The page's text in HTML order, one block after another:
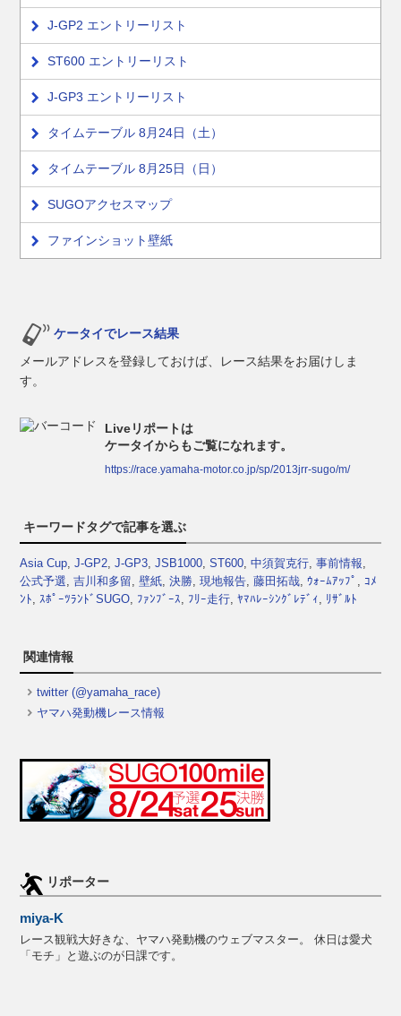
J-GP2 エントリーリスト
ST600 エントリーリスト
J-GP3 エントリーリスト
タイムテーブル 8月24日（土）
タイムテーブル 8月25日（日）
SUGOアクセスマップ
ファインショット壁紙
ケータイでレース結果
メールアドレスを登録しておけば、レース結果をお届けしま
す。
Liveリポートは
ケータイからもご覧になれます。
https://race.yamaha-motor.co.jp/sp/2013jrr-sugo/m/
キーワードタグで記事を選ぶ
Asia Cup ,J-GP2 ,J-GP3 ,JSB1000 ,ST600 ,中須賀克行 ,事前情報
公式予選 ,吉川和多留 ,壁紙 ,決勝 ,現地報告 ,藤田拓哉 ,ｳｫｰﾑｱｯﾌﾟ ,ｺﾒ
ﾝﾄ
ｽﾎﾟｰﾂﾗﾝﾄﾞSUGO ﾌｧﾝﾌﾞｰｽ ﾌﾘｰ走行 ,ﾔﾏﾊﾚｰｼﾝｸﾞﾚﾃﾞｨ ﾘｻﾞﾙﾄ
関連情報
twitter (@yamaha_race)
ヤマハ発動機レース情報
リポーター
miya-K
レース観戦大好きな、ヤマハ発動機のウェブマスター。 休日は愛犬
「モチ」と遊ぶのが日課です。